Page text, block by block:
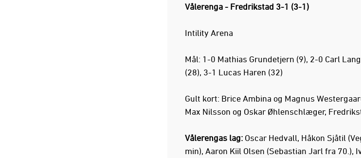
Vålerenga - Fredrikstad 3-1 (3-1)
Intility Arena
Mål: 1-0 Mathias Grundetjern (9), 2-0 Carl
(28), 3-1 Lucas Haren (32)
Gult kort: Brice Ambina og Magnus
Max Nilsson og Oskar Øhlenschlæger,
Vålerengas lag:Oscar Hedvall, Håkon Sjåtil
min), Aaron Kiil Olsen (Sebastian Jarl fra 70.),